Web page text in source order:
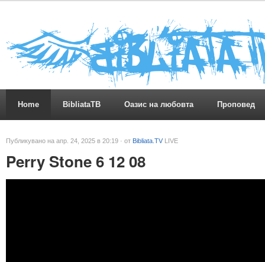
Home BibliataTB Оазис на любовта Проповед
Публикувано на апр. 24, 2025 в 20:19 · от Bibliata.TV LIVE
Perry Stone 6 12 08